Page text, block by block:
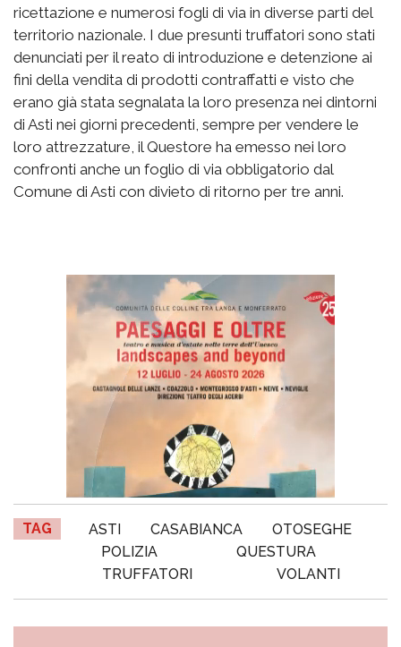
ricettazione e numerosi fogli di via in diverse parti del
territorio nazionale. I due presunti truffatori sono stati
denunciati per il reato di introduzione e detenzione ai
fini della vendita di prodotti contraffatti e visto che
erano già stata segnalata la loro presenza nei dintorni
di Asti nei giorni precedenti, sempre per vendere le
loro attrezzature, il Questore ha emesso nei loro
confronti anche un foglio di via obbligatorio dal
Comune di Asti con divieto di ritorno per tre anni.
TAG ASTI CASABIANCA
OTOSEGHE
POLIZIA
QUESTURA
TRUFFATORI
VOLANTI